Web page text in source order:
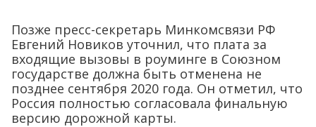
Позже пресс-секретарь Минкомсвязи РФ
Евгений Новиков уточнил, что плата за
входящие вызовы в роуминге в Союзном
государстве должна быть отменена не
позднее сентября 2020 года. Он отметил, что
Россия полностью согласовала финальную
версию дорожной карты.